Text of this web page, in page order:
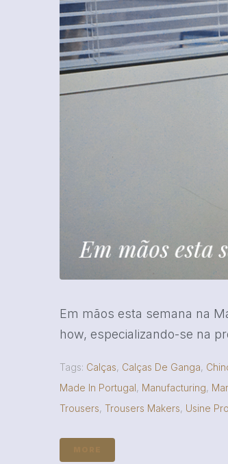
Em mãos esta semana na
how, especializando-se na
Tags: Calças, Calças De Ganga,
Made In Portugal, Manufacturing,
Trousers, Trousers Makers, Usine